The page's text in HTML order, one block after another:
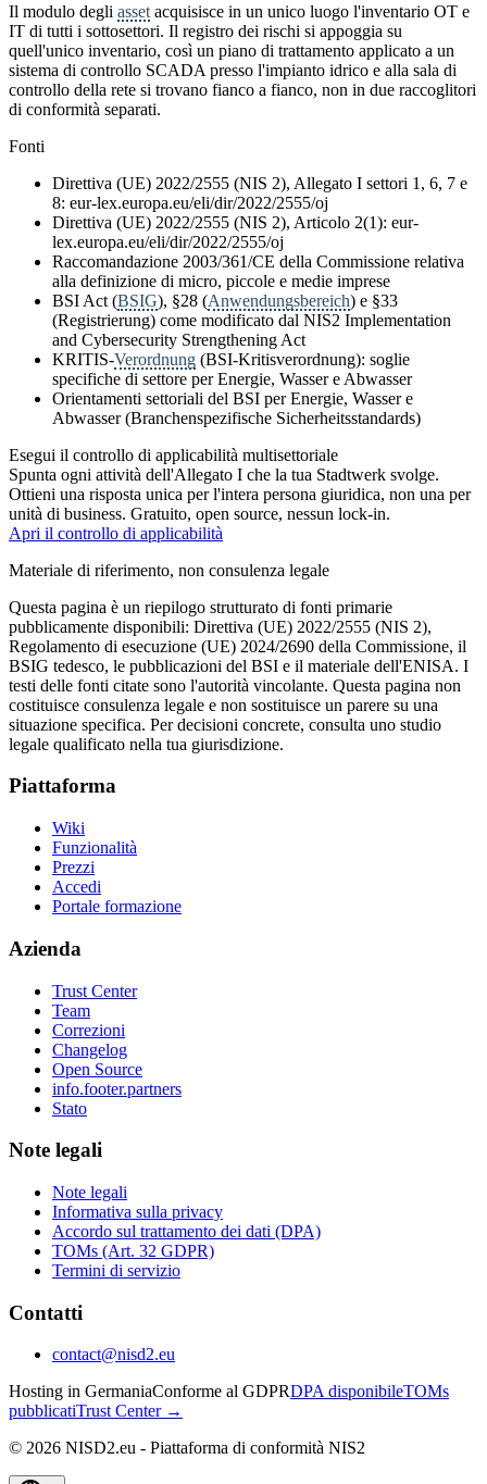
Il modulo degli asset acquisisce in un unico luogo l'inventario OT e
IT di tutti i sottosettori. Il registro dei rischi si appoggia su
quell'unico inventario, così un piano di trattamento applicato a un
sistema di controllo SCADA presso l'impianto idrico e alla sala di
controllo della rete si trovano fianco a fianco, non in due raccoglitori
di conformità separati.
Fonti
Direttiva (UE) 2022/2555 (NIS 2), Allegato I settori 1, 6, 7 e
8: eur-lex.europa.eu/eli/dir/2022/2555/oj
Direttiva (UE) 2022/2555 (NIS 2), Articolo 2(1): eur-
lex.europa.eu/eli/dir/2022/2555/oj
Raccomandazione 2003/361/CE della Commissione relativa
alla definizione di micro, piccole e medie imprese
BSI Act (BSIG), §28 (Anwendungsbereich) e §33
(Registrierung) come modificato dal NIS2 Implementation
and Cybersecurity Strengthening Act
KRITIS-Verordnung (BSI-Kritisverordnung): soglie
specifiche di settore per Energie, Wasser e Abwasser
Orientamenti settoriali del BSI per Energie, Wasser e
Abwasser (Branchenspezifische Sicherheitsstandards)
Esegui il controllo di applicabilità multisettoriale
Spunta ogni attività dell'Allegato I che la tua Stadtwerk svolge.
Ottieni una risposta unica per l'intera persona giuridica, non una per
unità di business. Gratuito, open source, nessun lock-in.
Apri il controllo di applicabilità
Materiale di riferimento, non consulenza legale
Questa pagina è un riepilogo strutturato di fonti primarie
pubblicamente disponibili: Direttiva (UE) 2022/2555 (NIS 2),
Regolamento di esecuzione (UE) 2024/2690 della Commissione, il
BSIG tedesco, le pubblicazioni del BSI e il materiale dell'ENISA. I
testi delle fonti citate sono l'autorità vincolante. Questa pagina non
costituisce consulenza legale e non sostituisce un parere su una
situazione specifica. Per decisioni concrete, consulta uno studio
legale qualificato nella tua giurisdizione.
Piattaforma
Wiki
Funzionalità
Prezzi
Accedi
Portale formazione
Azienda
Trust Center
Team
Correzioni
Changelog
Open Source
info.footer.partners
Stato
Note legali
Note legali
Informativa sulla privacy
Accordo sul trattamento dei dati (DPA)
TOMs (Art. 32 GDPR)
Termini di servizio
Contatti
contact@nisd2.eu
Hosting in GermaniaConforme al GDPRDPA disponibileTOMs
pubblicatiTrust Center →
© 2026 NISD2.eu - Piattaforma di conformità NIS2